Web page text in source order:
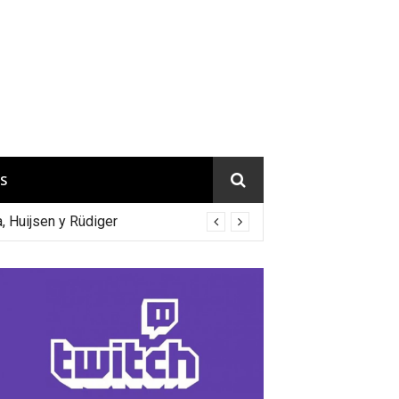
Huijsen y Rüdiger